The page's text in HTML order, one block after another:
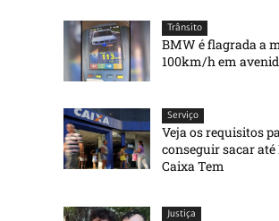
Trânsito
BMW é flagrada a
100km/h em
Serviço
Veja os requisitos
conseguir sacar até
Caixa Tem
Justiça